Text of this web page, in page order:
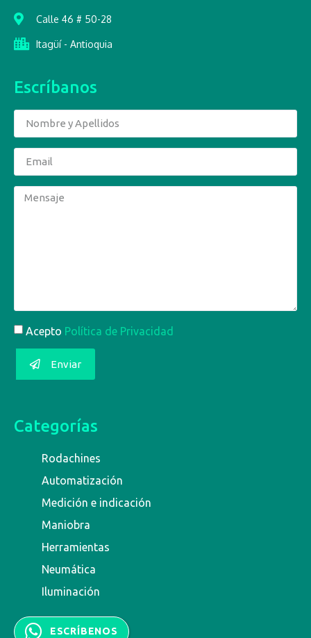
Calle 46 # 50-28
Itagüí - Antioquia
Escríbanos
Acepto Política de Privacidad
Enviar
Categorías
Rodachines
Automatización
Medición e indicación
Maniobra
Herramientas
Neumática
Iluminación
ESCRÍBENOS